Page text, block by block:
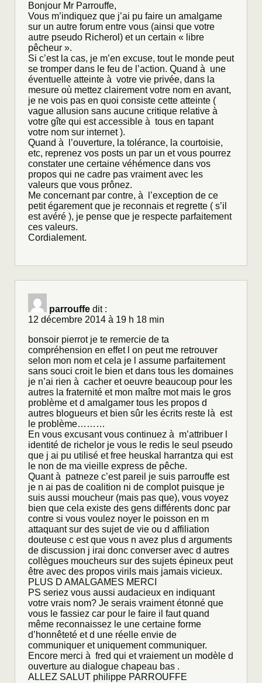
Bonjour Mr Parrouffe,
Vous m’indiquez que j’ai pu faire un amalgame
sur un autre forum entre vous (ainsi que votre
autre pseudo Richerol) et un certain « libre
pêcheur ».
Si c’est la cas, je m’en excuse, tout le monde peut
se tromper dans le feu de l’action. Quand à une
éventuelle atteinte à votre vie privée, dans la
mesure où mettez clairement votre nom en avant,
je ne vois pas en quoi consiste cette atteinte (
vague allusion sans aucune critique relative à
votre gîte qui est accessible à tous en tapant
votre nom sur internet ).
Quand à l’ouverture, la tolérance, la courtoisie,
etc, reprenez vos posts un par un et vous pourrez
constater une certaine véhémence dans vos
propos qui ne cadre pas vraiment avec les
valeurs que vous prônez.
Me concernant par contre, à l’exception de ce
petit égarement que je reconnais et regrette ( s’il
est avéré ), je pense que je respecte parfaitement
ces valeurs.
Cordialement.
parrouffe dit :
12 décembre 2014 à 19 h 18 min
bonsoir pierrot je te remercie de ta
compréhension en effet l on peut me retrouver
selon mon nom et cela je l assume parfaitement
sans souci croit le bien et dans tous les domaines
je n’ai rien à cacher et oeuvre beaucoup pour les
autres la fraternité et mon maître mot mais le gros
problème et d amalgamer tous les propos d
autres blogueurs et bien sûr les écrits reste là est
le problème………
En vous excusant vous continuez à m’attribuer l
identité de richelor je vous le redis le seul pseudo
que j ai pu utilisé et free heuskal harrantza qui est
le non de ma vieille express de pêche.
Quant à patneze c’est pareil je suis parrouffe est
je n ai pas de coalition ni de complot puisque je
suis aussi moucheur (mais pas que), vous voyez
bien que cela existe des gens différents donc par
contre si vous voulez noyer le poisson en m
attaquant sur des sujet de vie ou d affiliation
douteuse c est que vous n avez plus d arguments
de discussion j irai donc converser avec d autres
collègues moucheurs sur des sujets épineux peut
être avec des propos virils mais jamais vicieux.
PLUS D AMALGAMES MERCI
PS seriez vous aussi audacieux en indiquant
votre vrais nom? Je serais vraiment étonné que
vous le fassiez car pour le faire il faut quand
même reconnaissez le une certaine forme
d’honnêteté et d une réelle envie de
communiquer et uniquement communiquer.
Encore merci à fred qui et vraiement un modèle d
ouverture au dialogue chapeau bas .
ALLEZ SALUT philippe PARROUFFE